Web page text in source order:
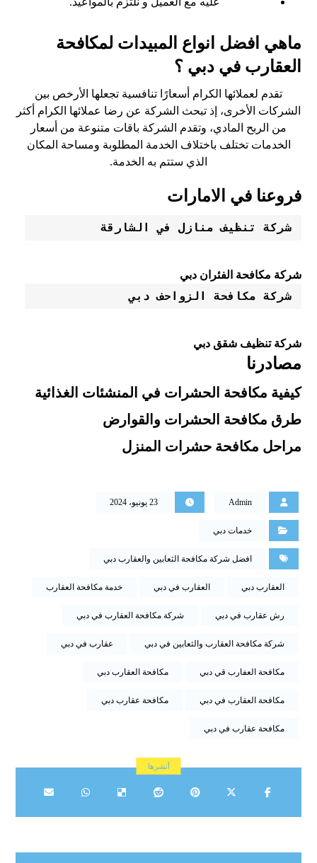
ماهي افضل انواع المبيدات لمكافحة
العقارب في دبي ؟
تقدم لعملائها الكرام أسعارًا تنافسية تجعلها الأرخص بين
الشركات الأخرى، إذ تبحث الشركة عن رضا عملائها الكرام أكثر
من الربح المادي، وتقدم الشركة باقات متنوعة من أسعار
الخدمات تختلف باختلاف الخدمة المطلوبة ومساحة المكان
الذي ستتم به الخدمة.
فروعنا في الامارات
شركة تنظيف منازل في الشارقة
شركة مكافحة الفئران دبي
شركة مكافحة الزواحف دبي
شركة تنظيف شقق دبي
مصادرنا
كيفية مكافحة الحشرات في المنشئات الغذائية
طرق مكافحة الحشرات والقوارض
مراحل مكافحة حشرات المنزل
Admin 23 يونيو، 2024
خدمات دبي
افضل شركة مكافحة الثعابين والعقارب دبي
العقارب دبي العقارب في دبي خدمة مكافحة العقارب
رش عقارب في دبي شركة مكافحة العقارب في دبي
شركة مكافحة العقارب والثعابين في دبي عقارب في دبي
مكافحة العفارب قي دبي مكافحة العقارب دبي
مكافحة العقارب في دبي مكافحة عقارب دبي
مكافحة عقارب في دبي